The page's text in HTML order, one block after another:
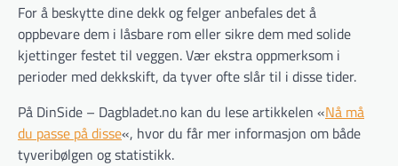
For å beskytte dine dekk og felger anbefales det å
oppbevare dem i låsbare rom eller sikre dem med solide
kjettinger festet til veggen. Vær ekstra oppmerksom i
perioder med dekkskift, da tyver ofte slår til i disse tider.
På DinSide – Dagbladet.no kan du lese artikkelen «Nå må
du passe på disse«, hvor du får mer informasjon om både
tyveribølgen og statistikk.